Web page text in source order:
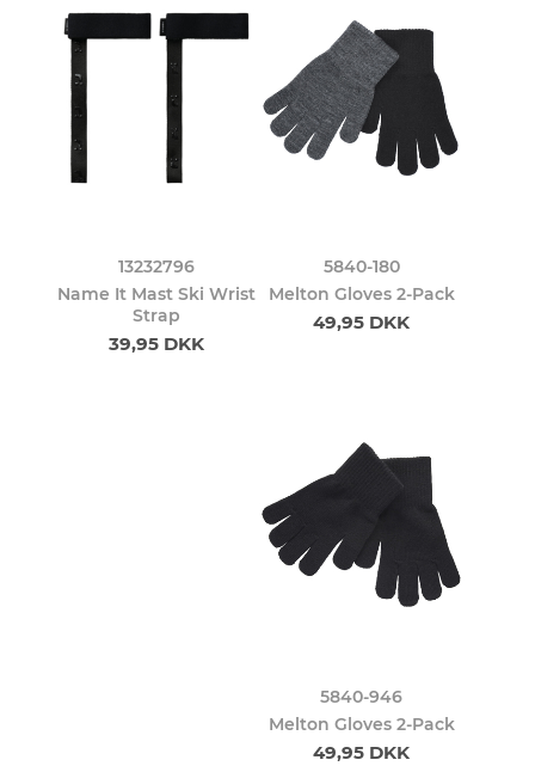
13232796
Name It Mast Ski Wrist
Strap
39,95 DKK
5840-180
Melton Gloves 2-Pack
49,95 DKK
5840-946
Melton Gloves 2-Pack
49,95 DKK